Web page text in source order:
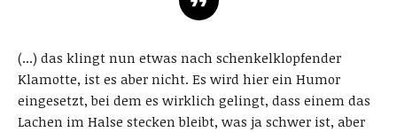
(...) das klingt nun etwas nach schenkelklopfender
Klamotte, ist es aber nicht. Es wird hier ein Humor
eingesetzt, bei dem es wirklich gelingt, dass einem das
Lachen im Halse stecken bleibt, was ja schwer ist, aber